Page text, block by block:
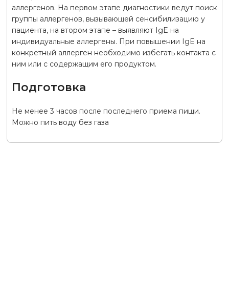
аллергенов. На первом этапе диагностики ведут поиск
группы аллергенов, вызывающей сенсибилизацию у
пациента, на втором этапе – выявляют IgE на
индивидуальные аллергены. При повышении IgE на
конкретный аллерген необходимо избегать контакта с
ним или с содержащим его продуктом.
Подготовка
Не менее 3 часов после последнего приема пищи.
Можно пить воду без газа